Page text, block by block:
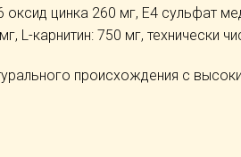
цинка 260 мг, E4 сульфат
L-карнитин: 750 мг, технически
происхождения с